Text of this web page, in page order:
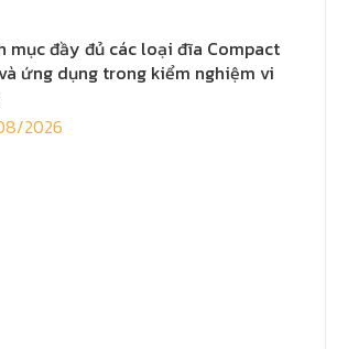
mục đầy đủ các loại đĩa Compact
ứng dụng trong kiểm nghiệm vi
2026